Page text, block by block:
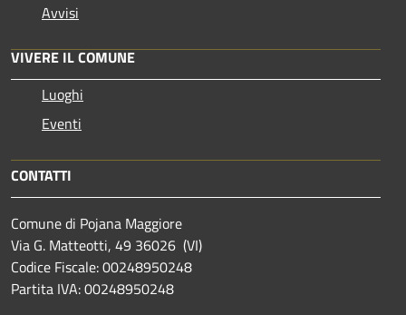
Avvisi
VIVERE IL COMUNE
Luoghi
Eventi
CONTATTI
Comune di Pojana Maggiore
Via G. Matteotti, 49 36026 (VI)
Codice Fiscale: 00248950248
Partita IVA: 00248950248